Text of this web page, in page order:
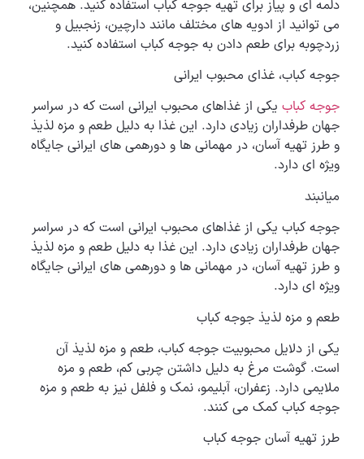
دلمه ای و پیاز برای تهیه جوجه کباب استفاده کنید. همچنین،
می توانید از ادویه های مختلف مانند دارچین، زنجبیل و
زردچوبه برای طعم دادن به جوجه کباب استفاده کنید.
جوجه کباب، غذای محبوب ایرانی
جوجه کباب یکی از غذاهای محبوب ایرانی است که در سراسر
جهان طرفداران زیادی دارد. این غذا به دلیل طعم و مزه لذیذ
و طرز تهیه آسان، در مهمانی ها و دورهمی های ایرانی جایگاه
ویژه ای دارد.
میانبند
جوجه کباب یکی از غذاهای محبوب ایرانی است که در سراسر
جهان طرفداران زیادی دارد. این غذا به دلیل طعم و مزه لذیذ
و طرز تهیه آسان، در مهمانی ها و دورهمی های ایرانی جایگاه
ویژه ای دارد.
طعم و مزه لذیذ جوجه کباب
یکی از دلایل محبوبیت جوجه کباب، طعم و مزه لذیذ آن
است. گوشت مرغ به دلیل داشتن چربی کم، طعم و مزه
ملایمی دارد. زعفران، آبلیمو، نمک و فلفل نیز به طعم و مزه
جوجه کباب کمک می کنند.
طرز تهیه آسان جوجه کباب